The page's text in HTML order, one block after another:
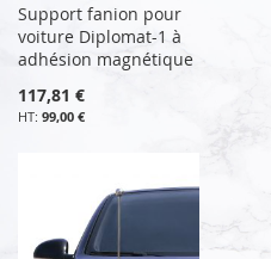
Support fanion pour
voiture Diplomat-1 à
adhésion magnétique
117,81 €
99,00 €